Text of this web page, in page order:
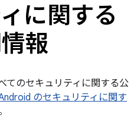
に関する
報
てのセキュリティに関する公
のセキュリティに関す